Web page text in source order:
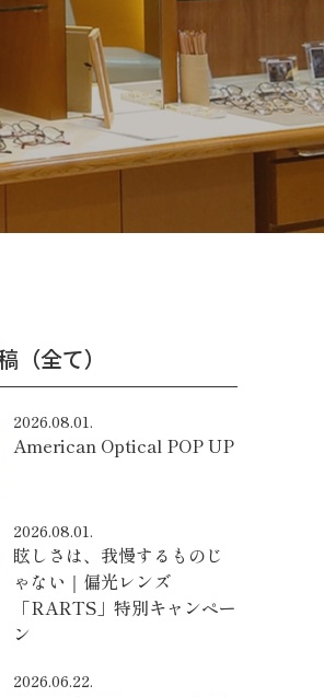
（全て）
2026.08.01.
American Optical POP UP
2026.08.01.
眩しさは、我慢するものじ
ゃない｜偏光レンズ
「RARTS」特別キャンペー
ン
2026.06.22.